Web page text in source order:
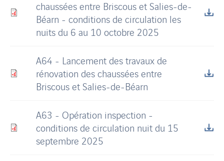
chaussées entre Briscous et Salies-de-
Béarn - conditions de circulation les
nuits du 6 au 10 octobre 2025
A64 - Lancement des travaux de
rénovation des chaussées entre
Briscous et Salies-de-Béarn
A63 - Opération inspection -
conditions de circulation nuit du 15
septembre 2025